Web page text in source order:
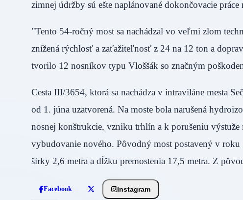
zimnej údržby sú ešte naplánované dokončovacie
"Tento 54-ročný most sa nachádzal vo veľmi zlom
znížená rýchlosť a zaťažiteľnosť z 24 na 12 ton a
tvorilo 12 nosníkov typu Vloššák so značným
Cesta III/3654, ktorá sa nachádza v intraviláne mesta
od 1. júna uzatvorená. Na moste bola narušená
nosnej konštrukcie, vzniku trhlín a k porušeniu výstuže
vybudovanie nového. Pôvodný most postavený v
šírky 2,6 metra a dĺžku premostenia 17,5 metra. Z
Facebook Instagram